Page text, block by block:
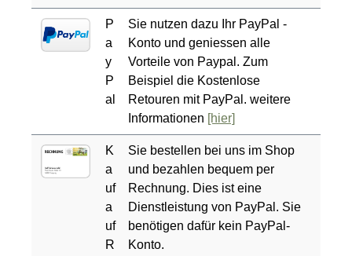
P
a
y
P
al
Sie nutzen dazu Ihr PayPal -
Konto und geniessen alle
Vorteile von Paypal. Zum
Beispiel die Kostenlose
Retouren mit PayPal. weitere
Informationen [hier]
K
a
uf
a
uf
R
Sie bestellen bei uns im Shop
und bezahlen bequem per
Rechnung. Dies ist eine
Dienstleistung von PayPal. Sie
benötigen dafür kein PayPal-
Konto.